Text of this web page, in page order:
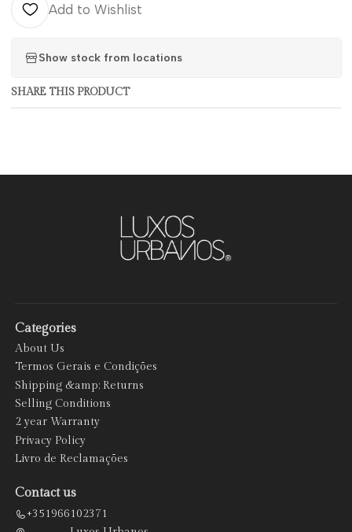
Add to Wishlist
Show stock from locations
SHARE THIS PRODUCT
Categories
About Us
Termos Gerais e Condições
Shipping &amp; Returns
Selling Conditions
2 year Warranty
Privacy Policy
Livro de Reclamações
Contact us
+351966102371